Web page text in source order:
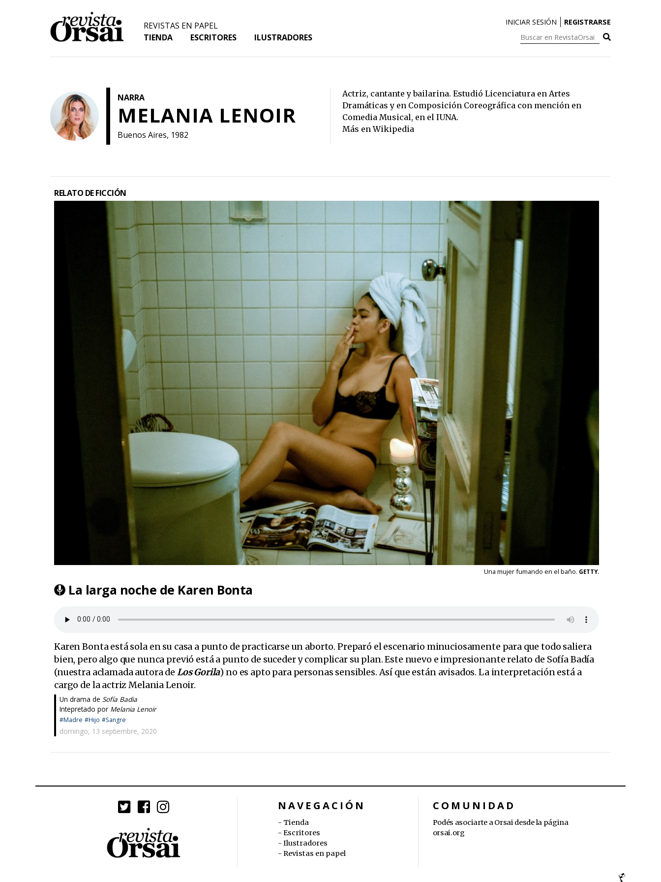
REVISTAS EN PAPEL
TIENDA
ESCRITORES ILUSTRADORES
INICIAR SESIÓN REGISTRARSE
Buscar
RevistaOrsai:
NARRA
MELANIA LENOIR
Buenos Aires, 1982
Actriz, cantante y bailarina. Estudió Licenciatura en Artes
Dramáticas y en Composición Coreográfica con mención en
Comedia Musical, en el IUNA.
Más en Wikipedia
RELATO DE FICCIÓN
Una mujer fumando en el baño. GETTY.
La larga noche de Karen Bonta
Karen Bonta está sola en su casa a punto de practicarse un aborto. Preparó el escenario minuciosamente para que todo saliera
bien, pero algo que nunca previó está a punto de suceder y complicar su plan. Este nuevo e impresionante relato de Sofía Badía
(nuestra aclamada autora de Los Gorila) no es apto para personas sensibles. Así que están avisados. La interpretación está a
cargo de la actriz Melania Lenoir.
Un drama de Sofía Badia
Intepretado por Melania Lenoir
#Madre #Hijo #Sangre
domingo, 13 septiembre, 2020
NAVEGACIÓN
Tienda
Escritores
Ilustradores
Revistas en papel
COMUNIDAD
Podés asociarte a Orsai desde la página
orsai.org